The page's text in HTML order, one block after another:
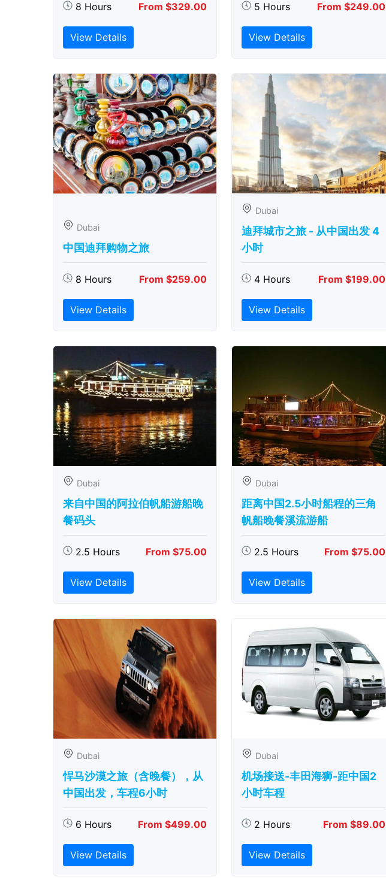
8 Hours From $329.00
View Details
5 Hours From $249.00
View Details
Dubai
中国迪拜购物之旅
8 Hours From $259.00
View Details
Dubai
迪拜城市之旅 - 从中​​国出发 4
小时
4 Hours From $199.00
View Details
Dubai
来自中国的阿拉伯帆船游船晚
餐码头
2.5 Hours From $75.00
View Details
Dubai
距离中国2.5小时船程的三角
帆船晚餐溪流游船
2.5 Hours From $75.00
View Details
Dubai
悍马沙漠之旅（含晚餐），从
中国出发，车程6小时
6 Hours From $499.00
View Details
Dubai
机场接送-丰田海狮-距中国2
小时车程
2 Hours From $89.00
View Details